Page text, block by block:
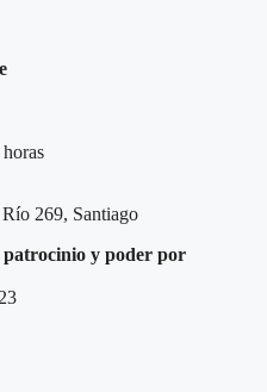
269, Santiago
y poder por